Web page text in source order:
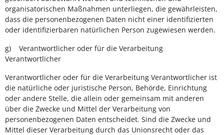
organisatorischen Maßnahmen unterliegen, die gewährleisten,
dass die personenbezogenen Daten nicht einer identifizierten
oder identifizierbaren natürlichen Person zugewiesen werden.
g) Verantwortlicher oder für die Verarbeitung
Verantwortlicher
Verantwortlicher oder für die Verarbeitung Verantwortlicher ist
die natürliche oder juristische Person, Behörde, Einrichtung
oder andere Stelle, die allein oder gemeinsam mit anderen
über die Zwecke und Mittel der Verarbeitung von
personenbezogenen Daten entscheidet. Sind die Zwecke und
Mittel dieser Verarbeitung durch das Unionsrecht oder das